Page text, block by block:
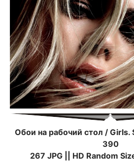
Обои на рабочий стол / Girls.
390
267 JPG || HD Random